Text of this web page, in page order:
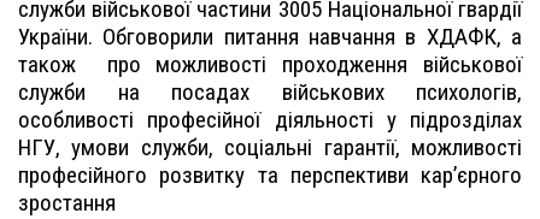
служби військової частини 3005 Національної гвардії
України. Обговорили питання навчання в ХДАФК, а
також
про можливості проходження військової
служби на посадах військових психологів,
особливості професійної діяльності у підрозділах
НГУ, умови служби, соціальні гарантії, можливості
професійного розвитку та перспективи кар’єрного
зростання